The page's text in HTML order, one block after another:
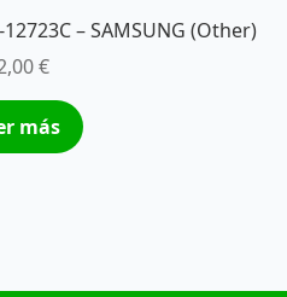
– SAMSUNG (Other)
€
más